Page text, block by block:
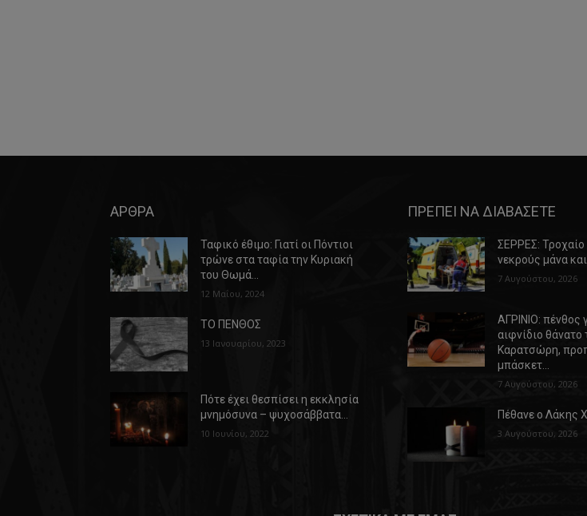
ΑΡΘΡΑ
Ταφικό έθιμο: Γιατί οι Πόντιοι
τρώνε στα ταφία την Κυριακή
του Θωμά…
12 Μαΐου, 2024
ΤΟ ΠΕΝΘΟΣ
13 Ιανουαρίου, 2023
Πότε έχει θεσπίσει η εκκλησία
μνημόσυνα – ψυχοσάββατα…
10 Ιουνίου, 2022
ΠΡΕΠΕΙ ΝΑ ΔΙΑΒΑΣΕΤΕ
ΣΕΡΡΕΣ:
νεκρούς μάνα και
7 Αυγούστου, 2026
ΑΓΡΙΝΙΟ: πένθος
αιφνίδιο
Καρατσώρη,
μπάσκετ…
7 Αυγούστου, 2026
Πέθανε ο Λάκης
3 Αυγούστου, 2026